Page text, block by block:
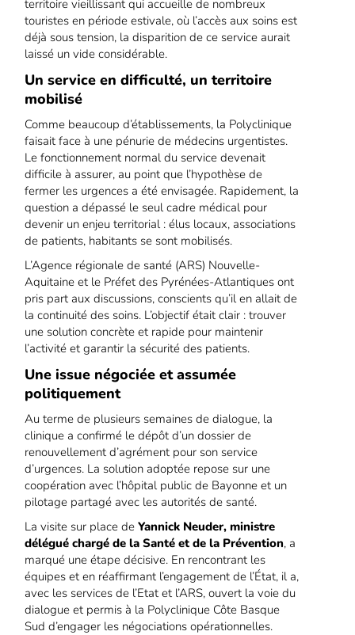
territoire vieillissant qui accueille de nombreux
touristes en période estivale, où l’accès aux soins est
déjà sous tension, la disparition de ce service aurait
laissé un vide considérable.
Un service en difficulté, un territoire
mobilisé
Comme beaucoup d’établissements, la Polyclinique
faisait face à une pénurie de médecins urgentistes.
Le fonctionnement normal du service devenait
difficile à assurer, au point que l’hypothèse de
fermer les urgences a été envisagée. Rapidement, la
question a dépassé le seul cadre médical pour
devenir un enjeu territorial : élus locaux, associations
de patients, habitants se sont mobilisés.
L’Agence régionale de santé (ARS) Nouvelle-
Aquitaine et le Préfet des Pyrénées-Atlantiques ont
pris part aux discussions, conscients qu’il en allait de
la continuité des soins. L’objectif était clair : trouver
une solution concrète et rapide pour maintenir
l’activité et garantir la sécurité des patients.
Une issue négociée et assumée
politiquement
Au terme de plusieurs semaines de dialogue, la
clinique a confirmé le dépôt d’un dossier de
renouvellement d’agrément pour son service
d’urgences. La solution adoptée repose sur une
coopération avec l’hôpital public de Bayonne et un
pilotage partagé avec les autorités de santé.
La visite sur place deYannick Neuder, ministre
délégué chargé de la Santé et de la Prévention, a
marqué une étape décisive. En rencontrant les
équipes et en réaffirmant l’engagement de l’État, il a,
avec les services de l’Etat et l’ARS, ouvert la voie du
dialogue et permis à la Polyclinique Côte Basque
Sud d’engager les négociations opérationnelles.